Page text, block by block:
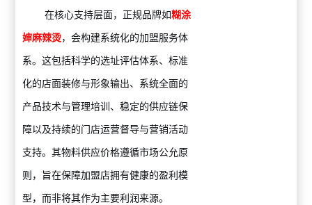
在核心支持层面，正规品牌如糊涂
婶麻辣烫，会构建系统化的加盟服务体
系。这包括科学的选址评估体系、标准
化的店面装修与形象输出、系统全面的
产品技术与管理培训、稳定的供应链保
障以及持续的门店运营督导与营销活动
支持。其物料供应价格遵循市场公允原
则，旨在保障加盟店拥有健康的盈利模
型，而非将其作为主要利润来源。